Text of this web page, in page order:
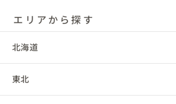
エリアから探す
北海道
北海道
東北